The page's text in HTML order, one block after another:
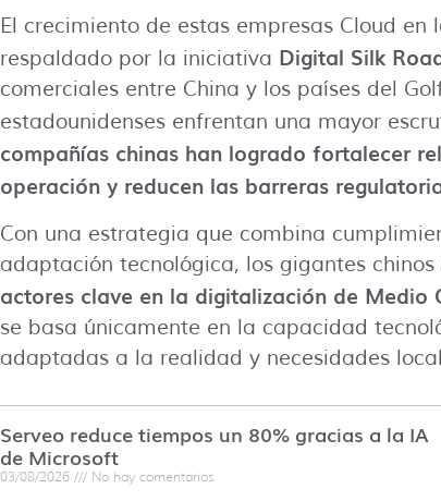
El crecimiento de estas empresas Cloud
respaldado por la iniciativa Digital Silk
comerciales entre China y los países del
estadounidenses enfrentan una mayor
compañías chinas han logrado fortalecer
operación y reducen las barreras
Con una estrategia que combina
adaptación tecnológica, los gigantes
actores clave en la digitalización de Medio
se basa únicamente en la capacidad
adaptadas a la realidad y necesidades
Serveo reduce tiempos un 80% gracias a la IA
de Microsoft
03/08/2026 No hay comentarios